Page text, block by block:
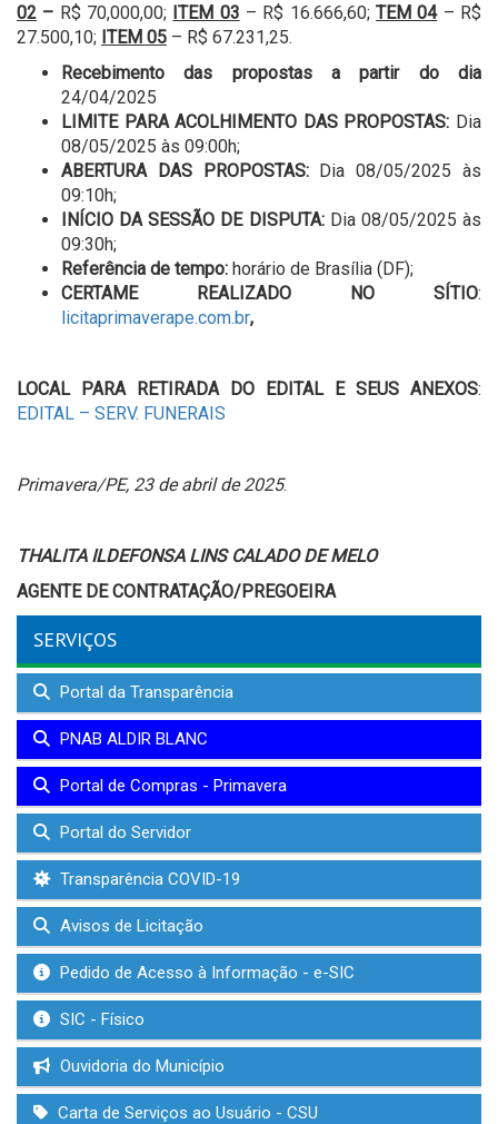
02 – R$ 70,000,00; ITEM 03 – R$ 16.666,60;TEM 04 – R$
27.500,10; ITEM 05 – R$ 67.231,25.
Recebimento das propostas a partir do dia
24/04/2025
LIMITE PARA ACOLHIMENTO DAS PROPOSTAS: Dia
08/05/2025 às 09:00h;
ABERTURA DAS PROPOSTAS: Dia 08/05/2025 às
09:10h;
INÍCIO DA SESSÃO DE DISPUTA: Dia 08/05/2025 às
09:30h;
Referência de tempo: horário de Brasília (DF);
CERTAME REALIZADO NO SÍTIO:
licitaprimaverape.com.br,
LOCAL PARA RETIRADA DO EDITAL E SEUS ANEXOS:
EDITAL – SERV. FUNERAIS
Primavera/PE, 23 de abril de 2025.
THALITA ILDEFONSA LINS CALADO DE MELO
AGENTE DE CONTRATAÇÃO/PREGOEIRA
SERVIÇOS
Portal da Transparência
PNAB ALDIR BLANC
Portal de Compras - Primavera
Portal do Servidor
Transparência COVID-19
Avisos de Licitação
Pedido de Acesso à Informação - e-SIC
SIC - Físico
Ouvidoria do Município
Carta de Serviços ao Usuário - CSU